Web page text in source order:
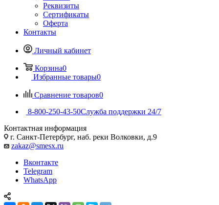
Реквизиты
Сертификаты
Оферта
Контакты
Личный кабинет
Корзина0
Избранные товары0
Сравнение товаров0
8-800-250-43-50Служба поддержки 24/7
Контактная информация
г. Санкт-Петербург, наб. реки Волковки, д.9
zakaz@smesx.ru
Вконтакте
Telegram
WhatsApp